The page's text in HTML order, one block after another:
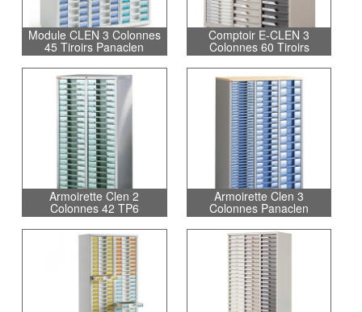
Module CLEN 3 Colonnes
45 Tiroirs Panaclen
Comptoir E-CLEN 3
Colonnes 60 Tiroirs
Armoirette Clen 2
Colonnes 42 TP6
Armoirette Clen 3
Colonnes Panaclen